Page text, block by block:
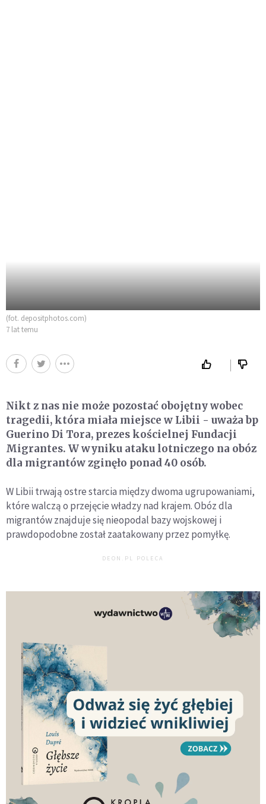
(fot. depositphotos.com)
7 lat temu
Nikt z nas nie może pozostać obojętny wobec
tragedii, która miała miejsce w Libii - uważa bp
Guerino Di Tora, prezes kościelnej Fundacji
Migrantes. W wyniku ataku lotniczego na obóz
dla migrantów zginęło ponad 40 osób.
W Libii trwają ostre starcia między dwoma ugrupowaniami,
które walczą o przejęcie władzy nad krajem. Obóz dla
migrantów znajduje się nieopodal bazy wojskowej i
prawdopodobne został zaatakowany przez pomyłkę.
DEON.PL POLECA